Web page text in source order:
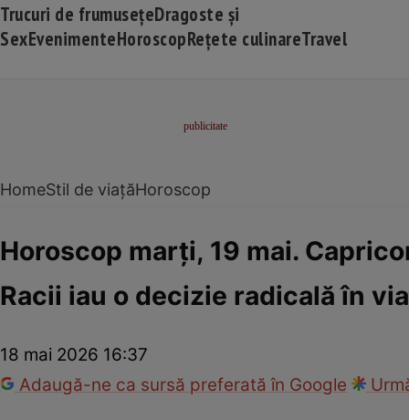
Trucuri de frumusețeDragoste și
SexEvenimenteHoroscopRețete culinareTravel
HomeStil de viațăHoroscop
Horoscop marți, 19 mai.
Racii iau o decizie radicală în
18 mai 2026 16:37
Adaugă-ne ca sursă preferată în Google